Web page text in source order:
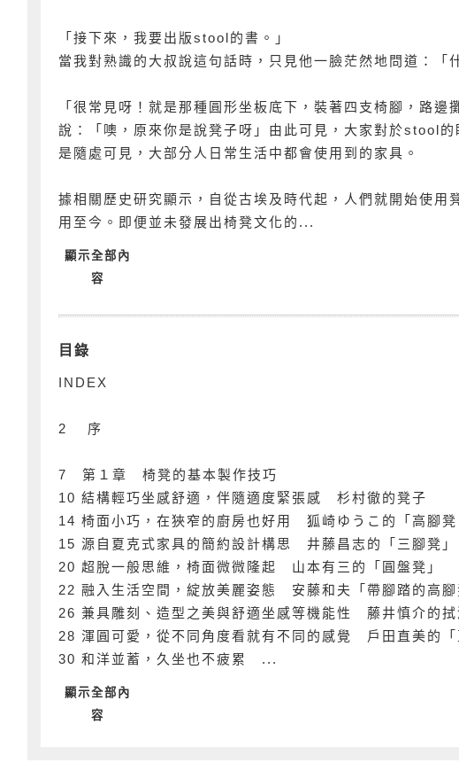
「接下來，我要出版stool的書。」
當我對熟識的大叔說這句話時，只見他一臉茫然地問道：「
「很常見呀！就是那種圓形坐板底下，裝著四支椅腳，路
說：「噢，原來你是說凳子呀」由此可見，大家對於stool
是隨處可見，大部分人日常生活中都會使用到的家具。
據相關歷史研究顯示，自從古埃及時代起，人們就開始使
用至今。即便並未發展出椅凳文化的...
顯示全部內
容
目錄
INDEX
2 序
7 第１章 椅凳的基本製作技巧
10 結構輕巧坐感舒適，伴隨適度緊張感 杉村徹的凳子
14 椅面小巧，在狹窄的廚房也好用 狐崎ゆうこ的「高腳凳
15 源自夏克式家具的簡約設計構思 井藤昌志的「三腳凳」
20 超脫一般思維，椅面微微隆起 山本有三的「圓盤凳」
22 融入生活空間，綻放美麗姿態 安藤和夫「帶腳踏的高腳
26 兼具雕刻、造型之美與舒適坐感等機能性 藤井慎介的拭
28 渾圓可愛，從不同角度看就有不同的感覺 戶田直美的「
30 和洋並蓄，久坐也不疲累 ...
顯示全部內
容